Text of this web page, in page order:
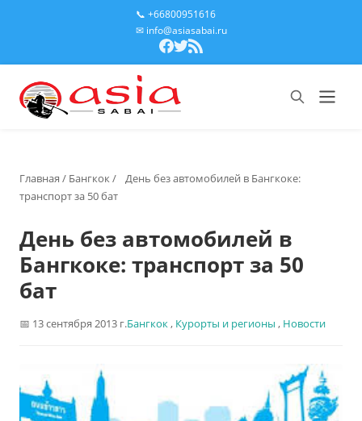
📞 +66800951616
✉ info@asiasabai.ru
Главная / Бангкок/
День без автомобилей в Бангкоке:
транспорт за 50 бат
День без автомобилей в
Бангкоке: транспорт за 50
бат
13 сентября 2013 г.Бангкок, Курорты и регионы , Новости